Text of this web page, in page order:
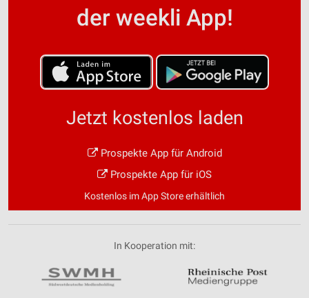
der weekli App!
Jetzt kostenlos laden
Prospekte App für Android
Prospekte App für iOS
Kostenlos im App Store erhältlich
In Kooperation mit: